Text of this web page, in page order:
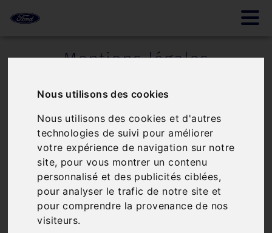
Nous utilisons des cookies
Nous utilisons des cookies et d'autres
technologies de suivi pour améliorer
votre expérience de navigation sur notre
site, pour vous montrer un contenu
personnalisé et des publicités ciblées,
pour analyser le trafic de notre site et
pour comprendre la provenance de nos
visiteurs.
Mentions légales
Identité de l'entreprise
Capital social inconnu
Immatriculée au RCS de Niort
N° TVA : FR22332820745
SIREN : 33282074500013
Siège social : 66 rue Camille GUERIN 79100